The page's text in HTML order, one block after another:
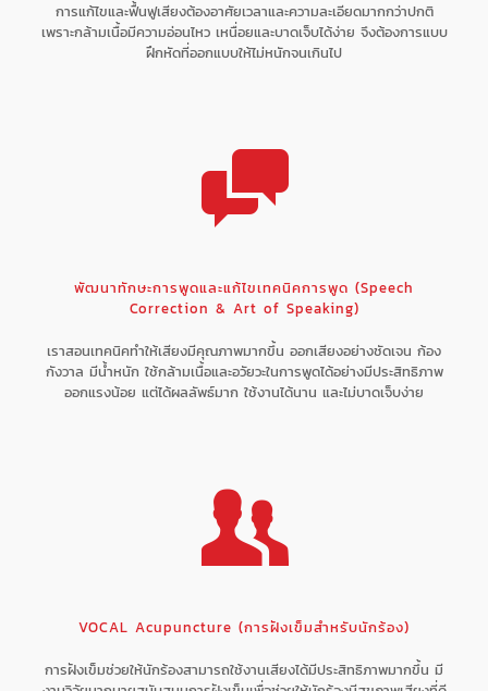
การแก้ไขและฟื้นฟูเสียงต้องอาศัยเวลาและความละเอียดมากกว่าปกติ
เพราะกล้ามเนื้อมีความอ่อนไหว เหนื่อยและบาดเจ็บได้ง่าย จึงต้องการแบบ
ฝึกหัดที่ออกแบบให้ไม่หนักจนเกินไป
พัฒนาทักษะการพูดและแก้ไขเทคนิคการพูด (Speech
Correction & Art of Speaking)
เราสอนเทคนิคทำให้เสียงมีคุณภาพมากขึ้น ออกเสียงอย่างชัดเจน ก้อง
กังวาล มีน้ำหนัก ใช้กล้ามเนื้อและอวัยวะในการพูดได้อย่างมีประสิทธิภาพ
ออกแรงน้อย แต่ได้ผลลัพธ์มาก ใช้งานได้นาน และไม่บาดเจ็บง่าย
VOCAL Acupuncture (การฝังเข็มสำหรับนักร้อง)
การฝังเข็มช่วยให้นักร้องสามารถใช้งานเสียงได้มีประสิทธิภาพมากขึ้น มี